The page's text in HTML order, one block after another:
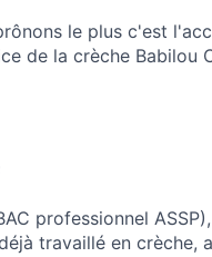
le plus c'est
de la crèche Babilou
professionnel
travaillé en crèche,